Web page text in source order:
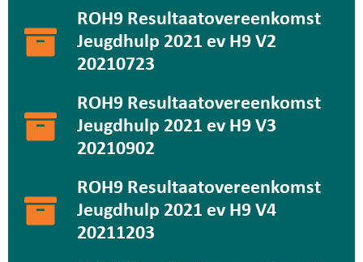
ROH9 Resultaatovereenkomst
Jeugdhulp 2021 ev H9 V2
20210723
ROH9 Resultaatovereenkomst
Jeugdhulp 2021 ev H9 V3
20210902
ROH9 Resultaatovereenkomst
Jeugdhulp 2021 ev H9 V4
20211203